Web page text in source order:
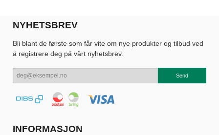
NYHETSBREV
Bli blant de første som får vite om nye produkter og tilbud ved
å registrere deg på vårt nyhetsbrev.
INFORMASJON